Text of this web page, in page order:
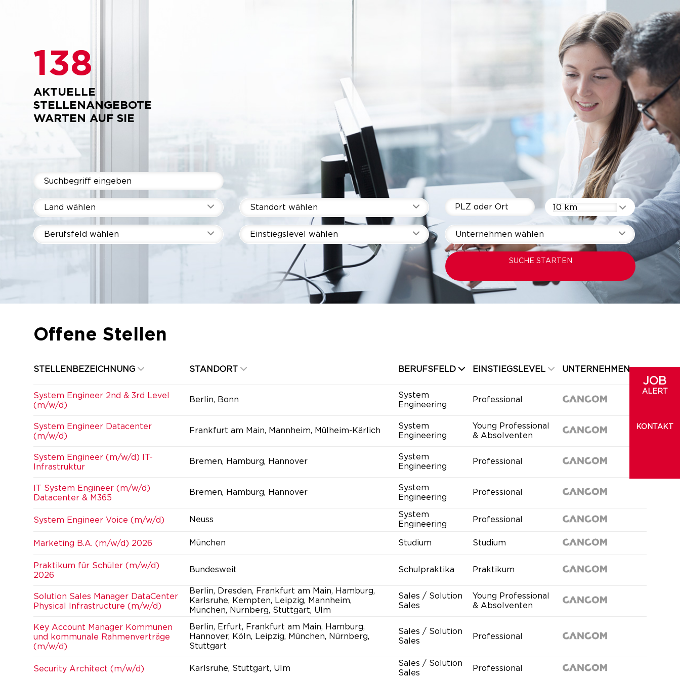
138
AKTUELLE
STELLENANGEBOTE
WARTEN AUF SIE
Land wählen Standort wählen 10 km
Berufsfeld wählen Einstiegslevel wählen Unternehmen wählen
SUCHE STARTEN
Offene Stellen
STELLENBEZEICHNUNG STANDORT BERUFSFELD EINSTIEGSLEVEL UNTERNEHMEN
System Engineer 2nd & 3rd Level
(m/w/d)
Berlin, Bonn
System
Engineering
Professional
System Engineer Datacenter
(m/w/d)
Frankfurt am Main, Mannheim, Mülheim-Kärlich
System
Engineering
Young Professional
& Absolventen
System Engineer (m/w/d) IT-
Infrastruktur
Bremen, Hamburg, Hannover
System
Engineering
Professional
IT System Engineer (m/w/d)
Datacenter & M365
Bremen, Hamburg, Hannover
System
Engineering
Professional
System Engineer Voice (m/w/d) Neuss
System
Engineering
Professional
Marketing B.A. (m/w/d) 2026 München Studium Studium
Praktikum für Schüler (m/w/d)
2026
Bundesweit Schulpraktika Praktikum
Solution Sales Manager DataCenter
Physical Infrastructure (m/w/d)
Berlin, Dresden, Frankfurt am Main, Hamburg,
Karlsruhe, Kempten, Leipzig, Mannheim,
München, Nürnberg, Stuttgart, Ulm
Sales / Solution
Sales
Young Professional
& Absolventen
Key Account Manager Kommunen
und kommunale Rahmenverträge
(m/w/d)
Berlin, Erfurt, Frankfurt am Main, Hamburg,
Hannover, Köln, Leipzig, München, Nürnberg,
Stuttgart
Sales / Solution
Sales
Professional
Security Architect (m/w/d) Karlsruhe, Stuttgart, Ulm
Sales / Solution
Sales
Professional
JOB
ALERT
KONTAKT